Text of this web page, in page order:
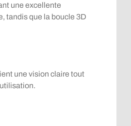
une excellente
tandis que la boucle 3D
une vision claire tout